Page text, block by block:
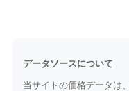
データソースについて
当サイトの価格データは